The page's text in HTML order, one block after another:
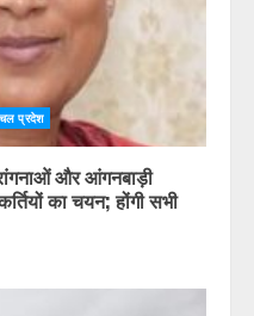
प्रदेश
और आंगनबाड़ी
का चयन; होंगी सभी